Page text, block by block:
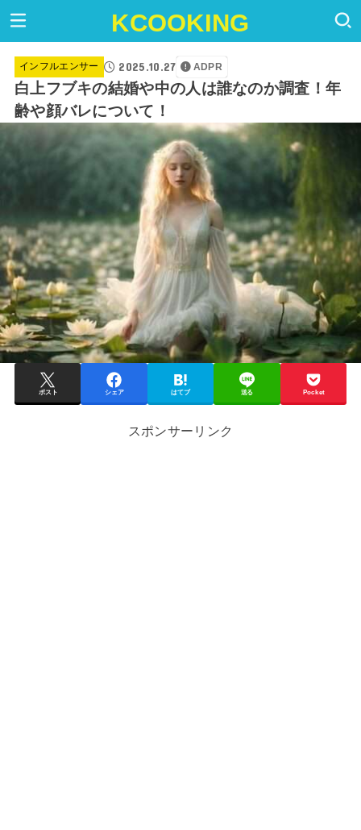
KCOOKING
インフルエンサー 2025.10.27 ADPR
白上フブキの結婚や中の人は誰なのか調査！年
齢や顔バレについて！
ポスト シェア はてブ 送る Pocket
スポンサーリンク